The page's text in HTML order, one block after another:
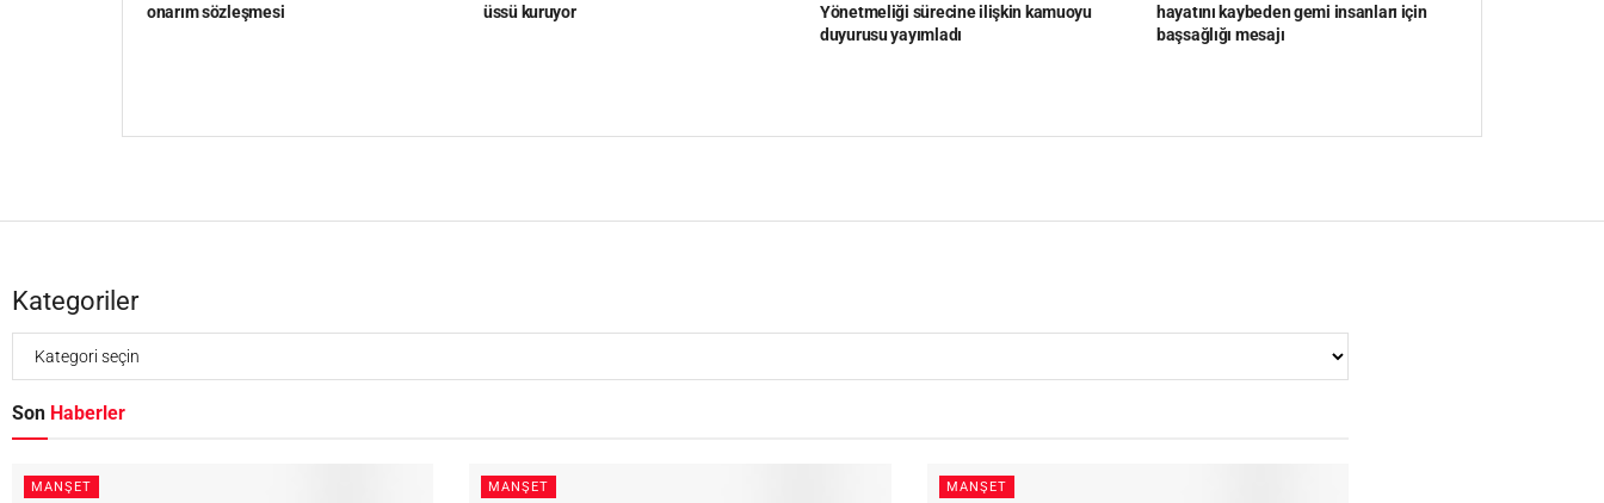
onarım sözleşmesi
üssü kuruyor
Yönetmeliği sürecine ilişkin kamuoyu
duyurusu yayımladı
hayatını kaybeden gemi insanları için
başsağlığı mesajı
Kategoriler
Son Haberler
MANŞET MANŞET MANŞET